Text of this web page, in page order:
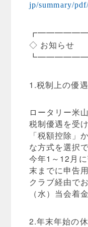
jp/summary/
┏━━━━━━‥
◇ お知らせ
┗━━━━━━‥
1.税制上の優
ロータリー米
税制優遇を受
「税額控除」
な方式を選択
今年1～12月
末までに申告
クラブ経由で
（水） 当会着
2.年末年始の